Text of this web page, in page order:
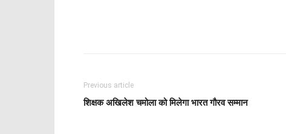
Previous article
शिक्षक अखिलेश चमोला को मिलेगा भारत गौरव सम्मान